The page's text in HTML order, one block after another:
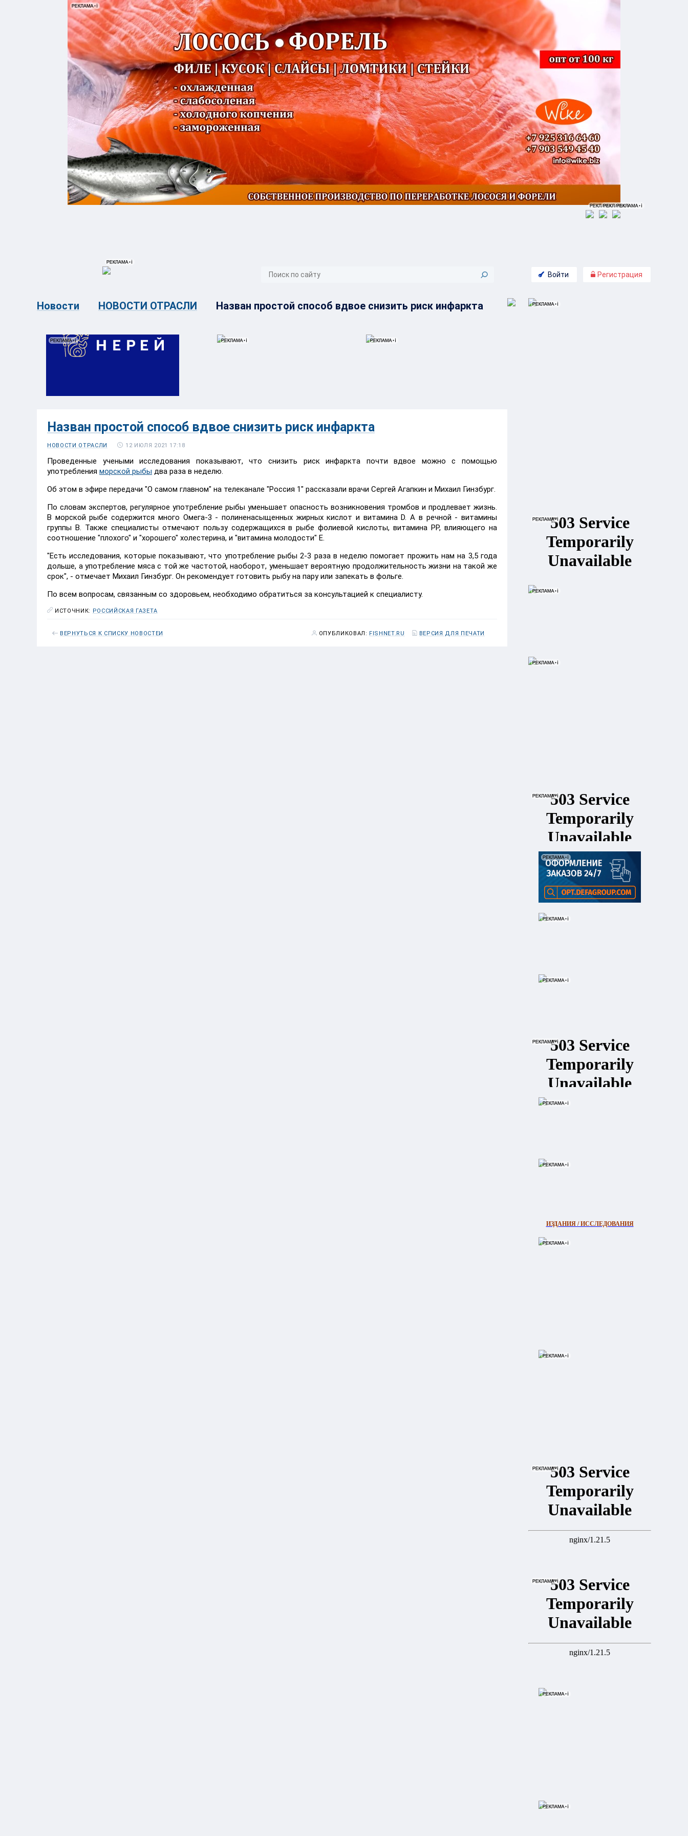
Войти Регистрация
Новости НОВОСТИ ОТРАСЛИ Назван простой способ вдвое снизить риск инфаркта
Назван простой способ вдвое снизить риск инфаркта
НОВОСТИ ОТРАСЛИ 12 ИЮЛЯ 2021 17:18
Проведенные учеными исследования показывают, что снизить риск инфаркта почти вдвое можно с помощью
употребления морской рыбы два раза в неделю.
Об этом в эфире передачи "О самом главном" на телеканале "Россия 1" рассказали врачи Сергей Агапкин и Михаил Гинзбург.
По словам экспертов, регулярное употребление рыбы уменьшает опасность возникновения тромбов и продлевает жизнь.
В морской рыбе содержится много Омега-3 - полиненасыщенных жирных кислот и витамина D. А в речной - витамины
группы B. Также специалисты отмечают пользу содержащихся в рыбе фолиевой кислоты, витамина PP, влияющего на
соотношение "плохого" и "хорошего" холестерина, и "витамина молодости" Е.
"Есть исследования, которые показывают, что употребление рыбы 2-3 раза в неделю помогает прожить нам на 3,5 года
дольше, а употребление мяса с той же частотой, наоборот, уменьшает вероятную продолжительность жизни на такой же
срок", - отмечает Михаил Гинзбург. Он рекомендует готовить рыбу на пару или запекать в фольге.
По всем вопросам, связанным со здоровьем, необходимо обратиться за консультацией к специалисту.
ИСТОЧНИК: РОССИЙСКАЯ ГАЗЕТА
ВЕРНУТЬСЯ К СПИСКУ НОВОСТЕЙ ОПУБЛИКОВАЛ: FISHNET.RU ВЕРСИЯ ДЛЯ ПЕЧАТИ
ИЗДАНИЯ / ИССЛЕДОВАНИЯ